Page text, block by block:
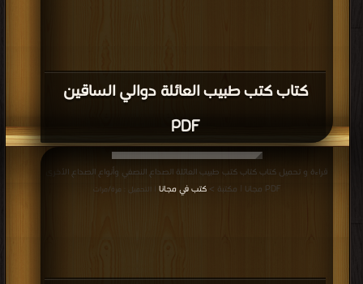
كتاب كتب طبيب العائلة دوالي الساقين
PDF
قراءة و تحميل كتاب كتاب كتب طبيب العائلة الصداع النصفي وأنواع الصداع الأخرى
PDF مجانا | مكتبة >
كتب في مجانا | التحميل : مرة/مرات